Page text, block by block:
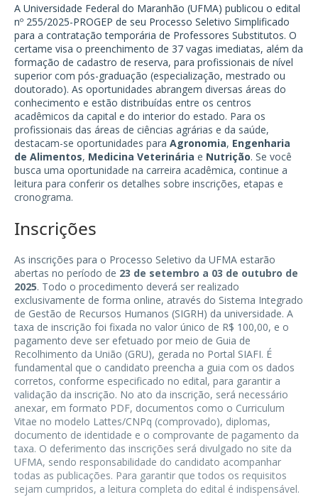
A Universidade Federal do Maranhão (UFMA) publicou o edital
nº 255/2025-PROGEP de seu Processo Seletivo Simplificado
para a contratação temporária de Professores Substitutos. O
certame visa o preenchimento de 37 vagas imediatas, além da
formação de cadastro de reserva, para profissionais de nível
superior com pós-graduação (especialização, mestrado ou
doutorado). As oportunidades abrangem diversas áreas do
conhecimento e estão distribuídas entre os centros
acadêmicos da capital e do interior do estado. Para os
profissionais das áreas de ciências agrárias e da saúde,
destacam-se oportunidades para Agronomia, Engenharia
de Alimentos, Medicina Veterinária e Nutrição. Se você
busca uma oportunidade na carreira acadêmica, continue a
leitura para conferir os detalhes sobre inscrições, etapas e
cronograma.
Inscrições
As inscrições para o Processo Seletivo da UFMA estarão
abertas no período de 23 de setembro a 03 de outubro de
2025. Todo o procedimento deverá ser realizado
exclusivamente de forma online, através do Sistema Integrado
de Gestão de Recursos Humanos (SIGRH) da universidade. A
taxa de inscrição foi fixada no valor único de R$ 100,00, e o
pagamento deve ser efetuado por meio de Guia de
Recolhimento da União (GRU), gerada no Portal SIAFI. É
fundamental que o candidato preencha a guia com os dados
corretos, conforme especificado no edital, para garantir a
validação da inscrição. No ato da inscrição, será necessário
anexar, em formato PDF, documentos como o Curriculum
Vitae no modelo Lattes/CNPq (comprovado), diplomas,
documento de identidade e o comprovante de pagamento da
taxa. O deferimento das inscrições será divulgado no site da
UFMA, sendo responsabilidade do candidato acompanhar
todas as publicações. Para garantir que todos os requisitos
sejam cumpridos, a leitura completa do edital é indispensável.